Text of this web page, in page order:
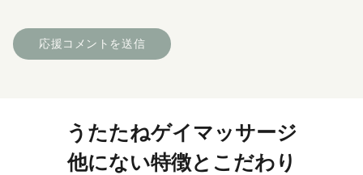
うたたねゲイマッサージ
他にない特徴とこだわり